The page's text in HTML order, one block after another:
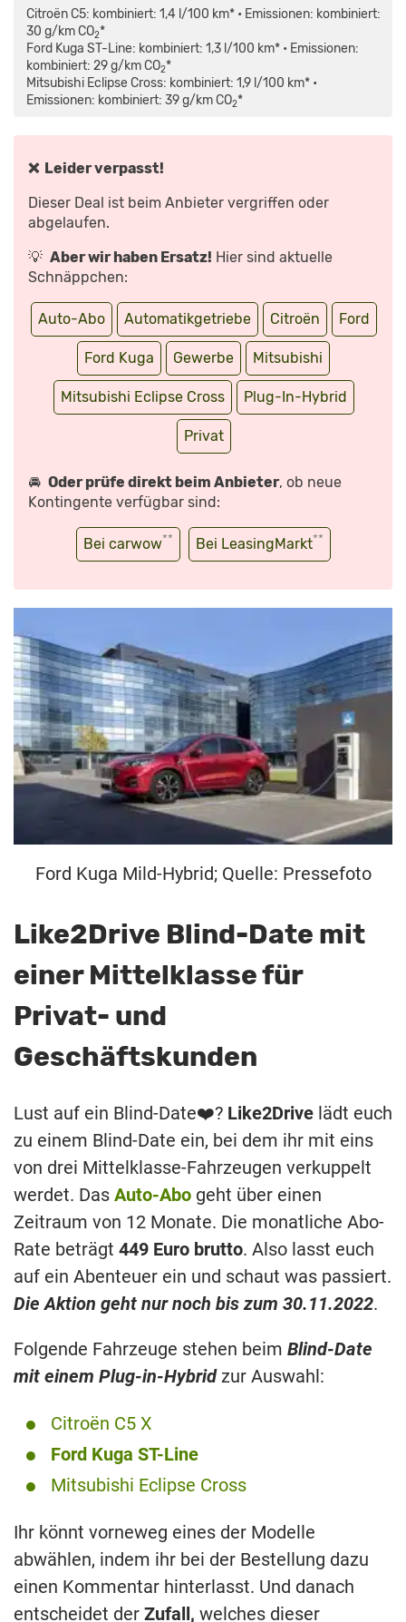
Citroën C5: kombiniert: 1,4 l/100 km* • Emissionen: kombiniert:
30 g/km CO2*
Ford Kuga ST-Line: kombiniert: 1,3 l/100 km* • Emissionen:
kombiniert: 29 g/km CO2*
Mitsubishi Eclipse Cross: kombiniert: 1,9 l/100 km* •
Emissionen: kombiniert: 39 g/km CO2*
❌ Leider verpasst!
Dieser Deal ist beim Anbieter vergriffen oder
abgelaufen.
💡 Aber wir haben Ersatz! Hier sind aktuelle
Schnäppchen:
Auto-Abo Automatikgetriebe Citroën Ford
Ford Kuga Gewerbe Mitsubishi
Mitsubishi Eclipse Cross Plug-In-Hybrid
Privat
🚘 Oder prüfe direkt beim Anbieter, ob neue
Kontingente verfügbar sind:
Bei carwow** Bei LeasingMarkt**
Ford Kuga Mild-Hybrid; Quelle: Pressefoto
Like2Drive Blind-Date mit
einer Mittelklasse für
Privat- und
Geschäftskunden
Lust auf ein Blind-Date❤️? Like2Drive lädt euch
zu einem Blind-Date ein, bei dem ihr mit eins
von drei Mittelklasse-Fahrzeugen verkuppelt
werdet. Das Auto-Abo geht über einen
Zeitraum von 12 Monate. Die monatliche Abo-
Rate beträgt 449 Euro brutto. Also lasst euch
auf ein Abenteuer ein und schaut was passiert.
Die Aktion geht nur noch bis zum 30.11.2022.
Folgende Fahrzeuge stehen beim Blind-Date
mit einem Plug-in-Hybridzur Auswahl:
Citroën C5 X
Ford Kuga ST-Line
Mitsubishi Eclipse Cross
Ihr könnt vorneweg eines der Modelle
abwählen, indem ihr bei der Bestellung dazu
einen Kommentar hinterlasst. Und danach
entscheidet der Zufall, welches dieser
ECLIPSE
CROSS
2.4
PHEV
INTRO
EDITION
KAUFBERATUNG,
TEST
DEUTSCH,
REVIEW,
YOUTUBE
PLUG-
IN-
HYBRID:
WIRKLICH
UNTER
LITER
VERBRAUCH?
REVIEW
MOTOR
SPORT“
VON
HYBRID
225
SHINE
PACK
EAT8
KAUFBERATUNG,
REVIEW,
VON
YOUTUBE